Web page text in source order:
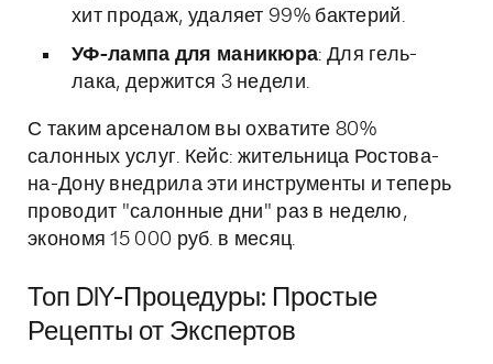
хит продаж, удаляет 99% бактерий.
УФ-лампа для маникюра: Для гель-
лака, держится 3 недели.
С таким арсеналом вы охватите 80%
салонных услуг. Кейс: жительница Ростова-
на-Дону внедрила эти инструменты и теперь
проводит "салонные дни" раз в неделю,
экономя 15 000 руб. в месяц.
Топ DIY-Процедуры: Простые
Рецепты от Экспертов